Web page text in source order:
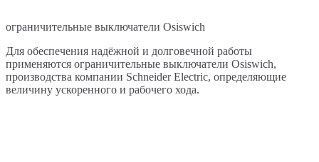
ограничительные выключатели Osiswich
Для обеспечения надёжной и долговечной работы
применяются ограничительные выключатели Osiswich,
производства компании Schneider Electric, определяющие
величину ускоренного и рабочего хода.